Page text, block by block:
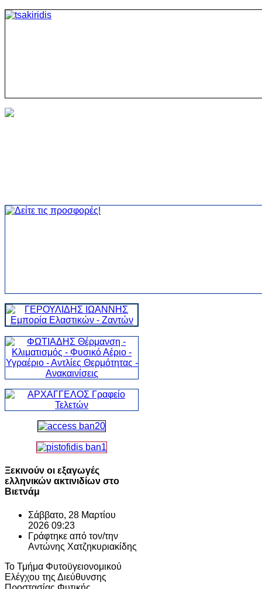
Ξεκινούν οι εξαγωγές
ελληνικών ακτινιδίων στο
Βιετνάμ
Σάββατο, 28 Μαρτίου
2026 09:23
Γράφτηκε από τον/την
Αντώνης Χατζηκυριακίδης
Το Τμήμα Φυτοϋγειονομικού
Ελέγχου της Διεύθυνσης